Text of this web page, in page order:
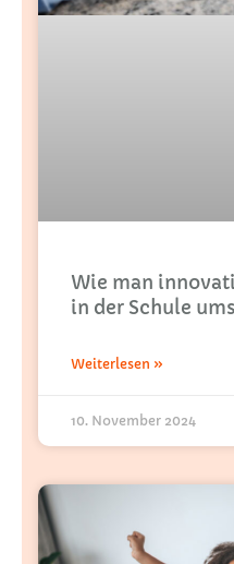
Wie man
in der Schule
Weiterlesen »
10. November 2024